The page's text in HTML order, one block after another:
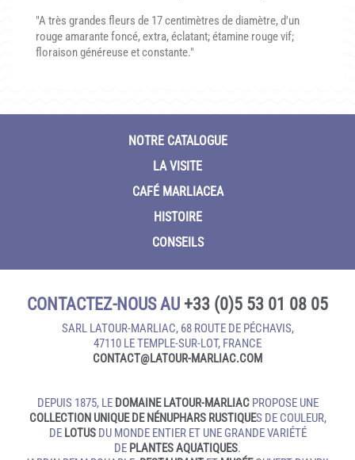
"A très grandes fleurs de 17 centimètres de diamètre, d'un
rouge amarante foncé, extra, éclatant; étamine rouge vif;
floraison généreuse et constante."
NOTRE CATALOGUE
LA VISITE
CAFÉ MARLIACEA
HISTOIRE
CONSEILS
CONTACTEZ-NOUS AU +33 (0)5 53 01 08 05
SARL LATOUR-MARLIAC, 68 ROUTE DE PÉCHAVIS,
47110 LE TEMPLE‑SUR‑LOT, FRANCE
CONTACT@LATOUR‑MARLIAC.COM
DEPUIS 1875, LE DOMAINE LATOUR-MARLIACPROPOSE UNE
COLLECTION UNIQUE DE NÉNUPHARS RUSTIQUES DE COULEUR,
DE LOTUSDU MONDE ENTIER ET UNE GRANDE VARIÉTÉ
DE PLANTES AQUATIQUES.